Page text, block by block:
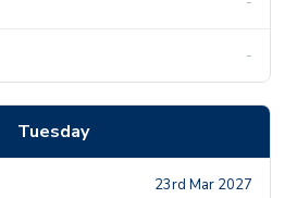
-
Tuesday
23rd Mar 2027